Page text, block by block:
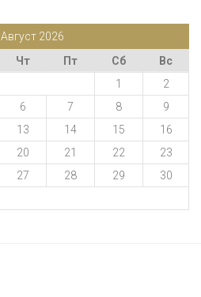
Август 2026
Чт Пт Сб
Вс
1
2
6 7 8
9
13 14 15
16
20 21 22
23
27 28 29
30